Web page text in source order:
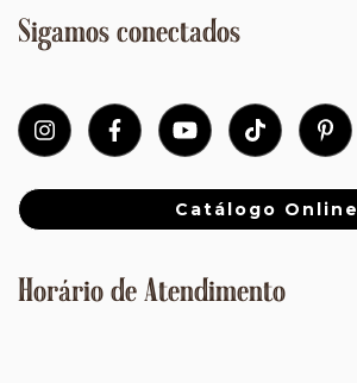
Sigamos conectados
Catálogo Online
Horário de Atendimento